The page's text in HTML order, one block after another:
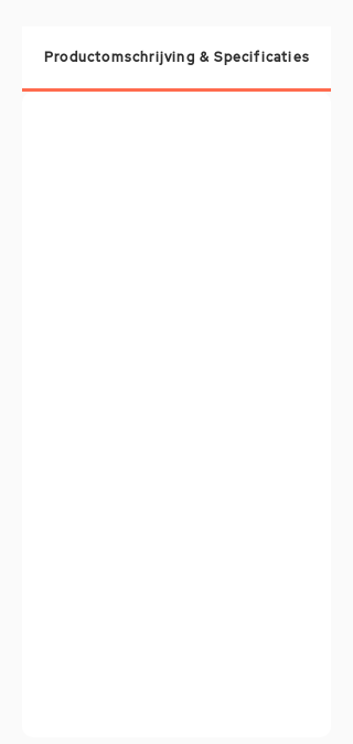
Productomschrijving & Specificaties